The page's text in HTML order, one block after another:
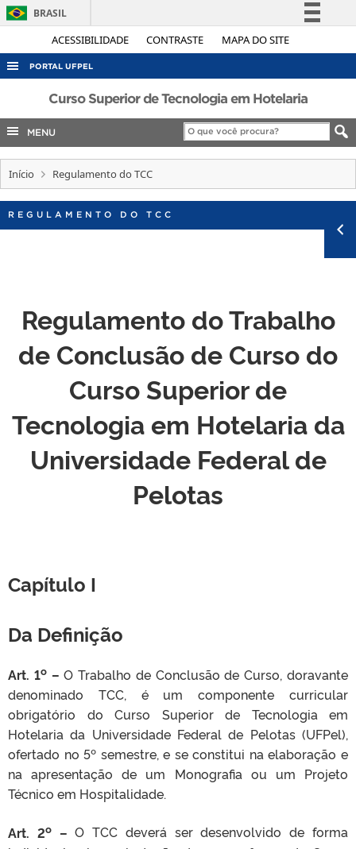
ACESSIBILIDADE CONTRASTE MAPA DO SITE
BRASIL
Simplifique!
Acesso à informação
Legislação
Canais
PORTAL UFPEL
ACESSO À INFORMAÇÃO
AUDITORIA
COBALTO
CONCURSOS
EDITAIS
INTERNACIONAL
Curso Superior de Tecnologia em Hotelaria
MENU
Início Regulamento do TCC
REGULAMENTO DO TCC
Regulamento do Trabalho
de Conclusão de Curso do
Curso Superior de
Tecnologia em Hotelaria da
Universidade Federal de
Pelotas
Capítulo I
Da Definição
Art. 1o– O Trabalho de Conclusão de Curso, doravante
denominado TCC, é um componente curricular
obrigatório do Curso Superior de Tecnologia em
Hotelaria da Universidade Federal de Pelotas (UFPel),
ofertado no 5º semestre, e se constitui na elaboração e
na apresentação de um Monografia ou um Projeto
Técnico em Hospitalidade.
Art. 2o– O TCC deverá ser desenvolvido de forma